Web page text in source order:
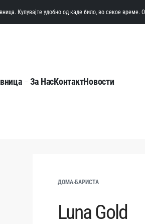
Купувајте удобно од каде било, во секое време.
За НасКонтактНовости
ДОМА›БАРИСТА
Luna Gold